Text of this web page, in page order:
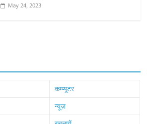
May 24, 2023
कम्प्यूटर
न्यूज़